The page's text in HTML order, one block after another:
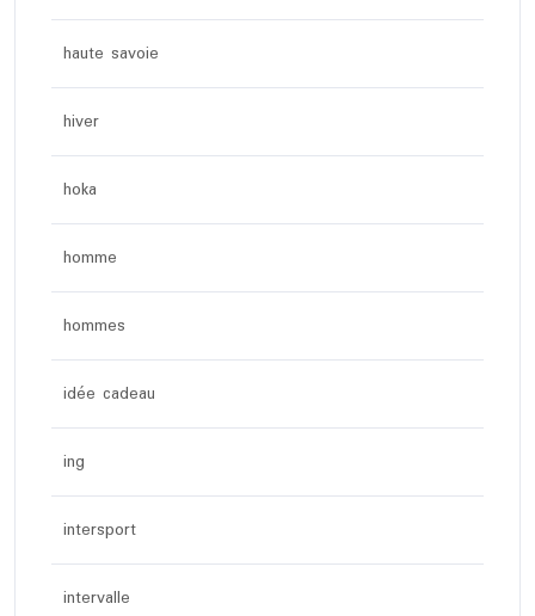
haute savoie
hiver
hoka
homme
hommes
idée cadeau
ing
intersport
intervalle